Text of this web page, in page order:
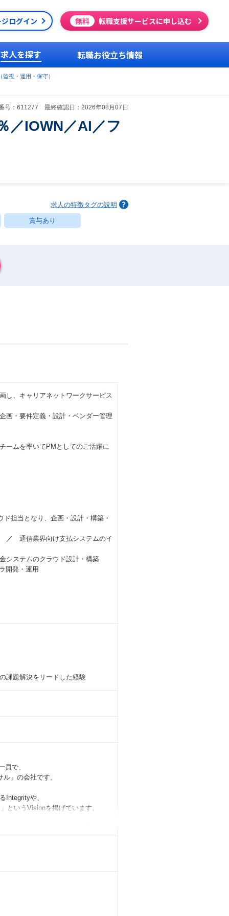
ログイン 無料 転職支援サービスに申し込む
求人を探す 転職お役立ち情報
視・運用・保守）
号：611277 最終確認日：2026年08月07日
／IOWN／AI／フ
求人の特徴タグの説明
賞与あり
し、キャリアネットワークサービス
画・要件定義・設計・ベンダー管理
ームを率いてPMとしてのご活躍に
担当となり、企画・設計・構築・
／ 通信業界向け支払システムのイ
システムのクラウド設計・構築
開発・運用
課題解決をリードした経験
員で、
」の会社です。
Integrityや、
というVisionを掲げています。
つグローバルアセットを最大限活
み出す」という大きなチャレンジを